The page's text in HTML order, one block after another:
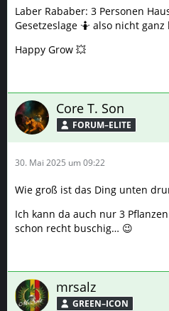
Laber Rababer: 3 Personen
Gesetzeslage 🤷 also nicht ganz
Happy Grow 💥
Core T. Son
FORUM–ELITE
30. Mai 2025 um 09:22
Wie groß ist das Ding unten
Ich kann da auch nur 3
schon recht buschig… 😉
mrsalz
GREEN–ICON